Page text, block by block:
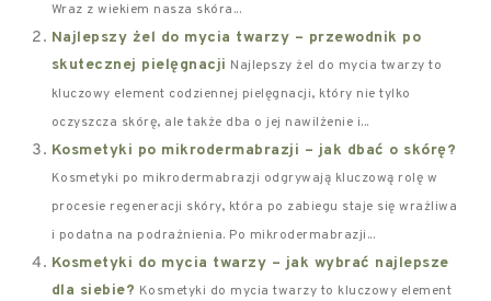
Wraz z wiekiem nasza skóra...
Najlepszy żel do mycia twarzy – przewodnik po
skutecznej pielęgnacji Najlepszy żel do mycia twarzy to
kluczowy element codziennej pielęgnacji, który nie tylko
oczyszcza skórę, ale także dba o jej nawilżenie i...
Kosmetyki po mikrodermabrazji – jak dbać o skórę?
Kosmetyki po mikrodermabrazji odgrywają kluczową rolę w
procesie regeneracji skóry, która po zabiegu staje się wrażliwa
i podatna na podrażnienia. Po mikrodermabrazji...
Kosmetyki do mycia twarzy – jak wybrać najlepsze
dla siebie? Kosmetyki do mycia twarzy to kluczowy element